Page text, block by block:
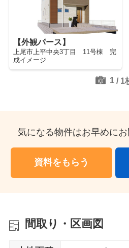
【外観パース】
上尾市上平中央3丁目 11号棟 完
成イメージ
1/ 1
気になる物件はお早めに
資料をもらう
間取り・区画図